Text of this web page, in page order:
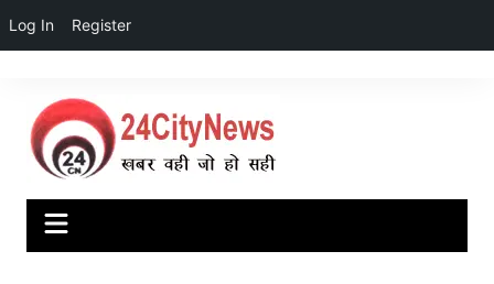
Log In Register
content